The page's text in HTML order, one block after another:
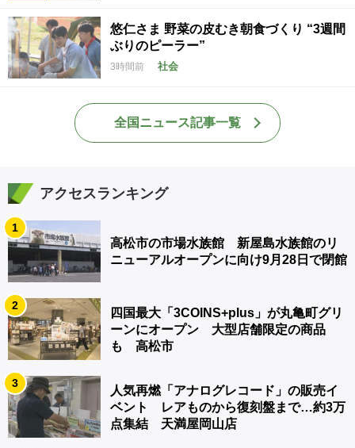
悠仁さま 野菜の皮むき朝食づくり “3週間
ぶりのピーラー”
3時間前 社会
全国ニュース記事一覧
アクセスランキング
1
高松市の市場水族館 新屋島水族館のリ
ニューアルオープンに向け9月28日で閉館
2
四国最大「3COINS+plus」が丸亀町グリ
ーンにオープン 大型店舗限定の商品
も 高松市
3
人気再燃「アナログレコード」の販売イ
ベント レアものから復刻盤まで…約3万
点集結 天満屋岡山店